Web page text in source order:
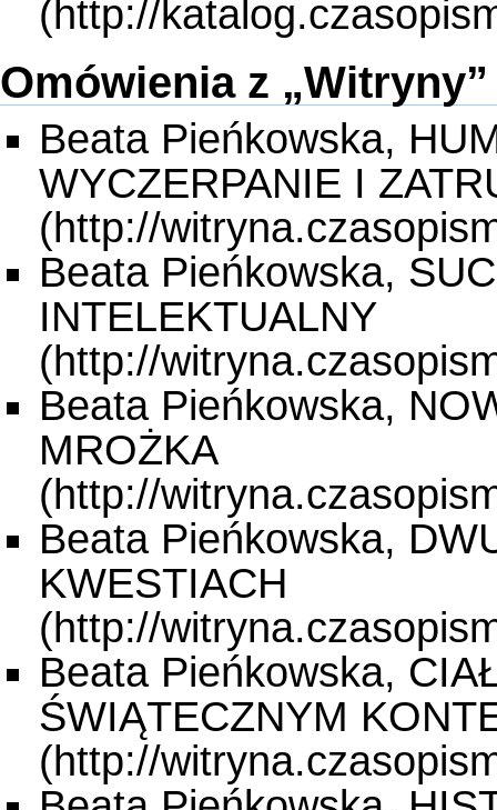
Omówienia z „Witryny”
Beata Pieńkowska,
WYCZERPANIE I
Beata Pieńkowska,
INTELEKTUALNY
Beata Pieńkowska,
MROŻKA
Beata Pieńkowska,
KWESTIACH
Beata Pieńkowska,
ŚWIĄTECZNYM